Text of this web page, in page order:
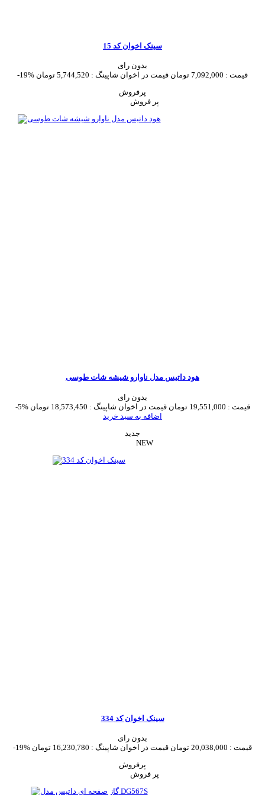
سینک اخوان کد 15
بدون رای
-19%
قیمت : 7,092,000 تومان قیمت در اخوان شاپینگ : 5,744,520 تومان
پرفروش
هود داتیس مدل ناوارو شیشه شات طوسی
بدون رای
-5%
قیمت : 19,551,000 تومان قیمت در اخوان شاپینگ : 18,573,450 تومان
اضافه به سبد خرید
جدید
NEW
سینک اخوان کد 334
بدون رای
-19%
قیمت : 20,038,000 تومان قیمت در اخوان شاپینگ : 16,230,780 تومان
پرفروش